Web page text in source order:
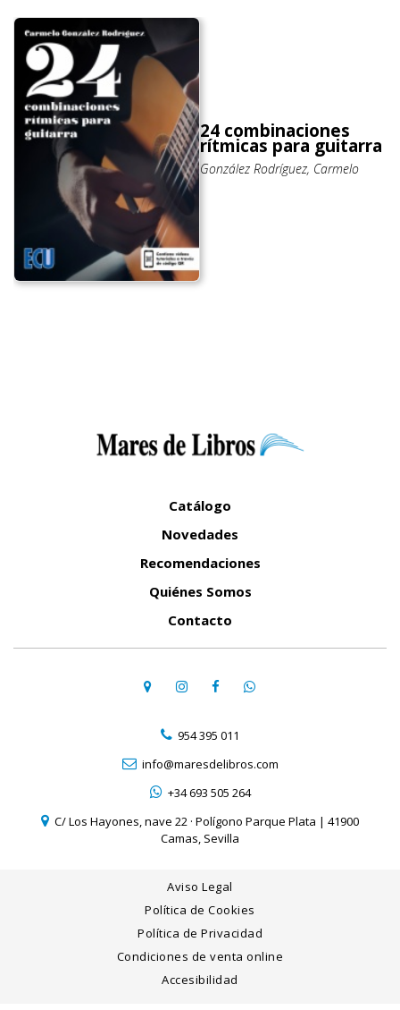
24 combinaciones
rítmicas para guitarra
González Rodríguez, Carmelo
Catálogo
Novedades
Recomendaciones
Quiénes Somos
Contacto
954 395 011
info@maresdelibros.com
+34 693 505 264
C/ Los Hayones, nave 22 · Polígono Parque Plata | 41900
Camas, Sevilla
Aviso Legal
Política de Cookies
Política de Privacidad
Condiciones de venta online
Accesibilidad